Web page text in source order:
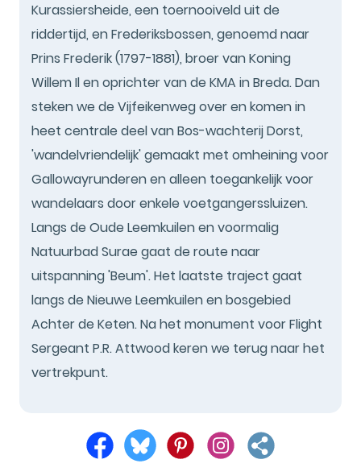
Kurassiersheide, een toernooiveld uit de
riddertijd, en Frederiksbossen, genoemd naar
Prins Frederik (1797-1881), broer van Koning
Willem Il en oprichter van de KMA in Breda. Dan
steken we de Vijfeikenweg over en komen in
heet centrale deel van Bos-wachterij Dorst,
'wandelvriendelijk' gemaakt met omheining voor
Gallowayrunderen en alleen toegankelijk voor
wandelaars door enkele voetgangerssluizen.
Langs de Oude Leemkuilen en voormalig
Natuurbad Surae gaat de route naar
uitspanning 'Beum'. Het laatste traject gaat
langs de Nieuwe Leemkuilen en bosgebied
Achter de Keten. Na het monument voor Flight
Sergeant P.R. Attwood keren we terug naar het
vertrekpunt.